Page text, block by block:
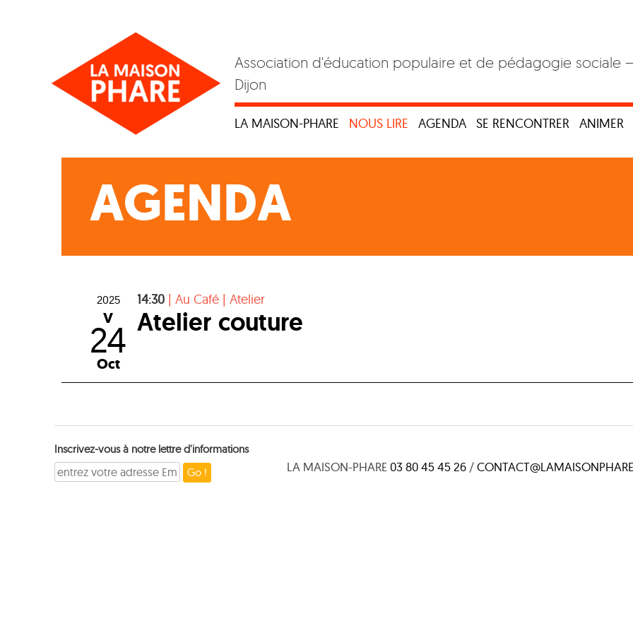
Association d'éducation populaire et de pédagogie sociale
Dijon
LA MAISON-PHARE NOUS LIRE AGENDA SE RENCONTRER ANIMER
AGENDA
2025
V
24
Oct
14:30 | Au Café | Atelier
Atelier couture
Inscrivez-vous à notre lettre d'informations
LA MAISON-PHARE03 80 45 45 26 /